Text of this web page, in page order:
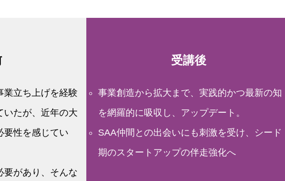
業立ち上げを経験
いたが、近年の大
要性を感じてい
要があり、そんな
受講後
事業創造から拡大まで、実践的かつ最新の知
を網羅的に吸収し、アップデート。
SAA仲間との出会いにも刺激を受け、シード
期のスタートアップの伴走強化へ